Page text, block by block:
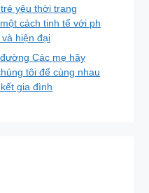
yêu thời trang
cách tinh tế với ph
hiện đại
Các mẹ hãy
tôi để cùng nhau
gia đình